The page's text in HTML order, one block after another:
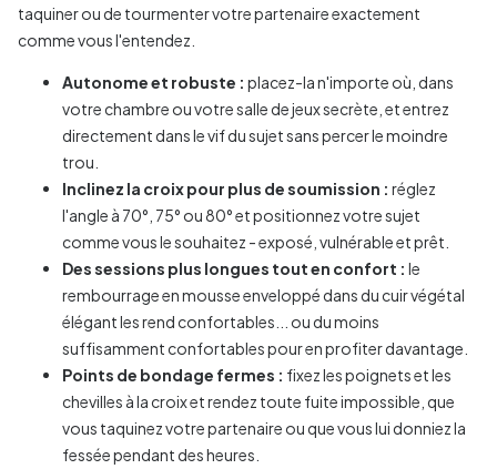
taquiner ou de tourmenter votre partenaire exactement
comme vous l'entendez.
Autonome et robuste : placez-la n'importe où, dans
votre chambre ou votre salle de jeux secrète, et entrez
directement dans le vif du sujet sans percer le moindre
trou.
Inclinez la croix pour plus de soumission : réglez
l'angle à 70°, 75° ou 80° et positionnez votre sujet
comme vous le souhaitez - exposé, vulnérable et prêt.
Des sessions plus longues tout en confort : le
rembourrage en mousse enveloppé dans du cuir végétal
élégant les rend confortables... ou du moins
suffisamment confortables pour en profiter davantage.
Points de bondage fermes : fixez les poignets et les
chevilles à la croix et rendez toute fuite impossible, que
vous taquinez votre partenaire ou que vous lui donniez la
fessée pendant des heures.